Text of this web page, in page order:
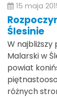
15 maja
Ślesinie
W najbliższy
Malarski w
powiat
różnych